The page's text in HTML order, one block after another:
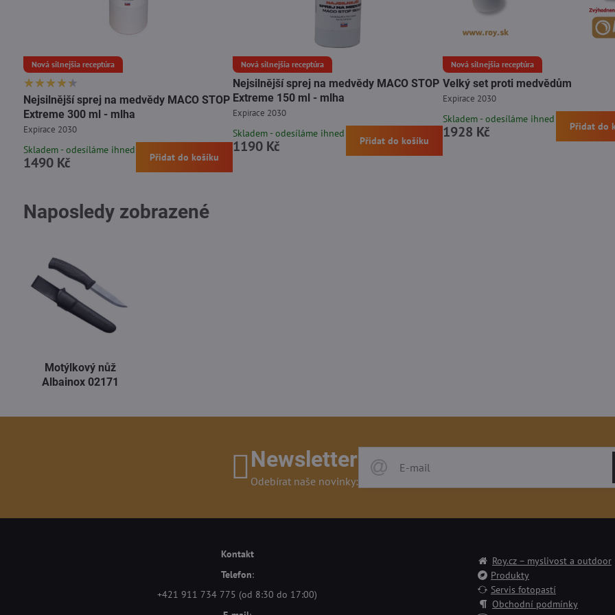
Nová silnejšia receptúra
Nejsilnější sprej na medvědy MACO STOP
Extreme 300 ml - mlha
Expirace 2030
Skladem - odesíláme ihned
1490 Kč Přidat do košíku
Nová silnejšia receptúra
Nejsilnější sprej na medvědy MACO STOP
Extreme 150 ml - mlha
Expirace 2030
Skladem - odesíláme ihned
1190 Kč Přidat do košíku
Nová silnejšia receptúra
Velký set proti medvědům
Expirace 2030
Skladem - odesíláme ihned
1928 Kč Přidat do
Naposledy zobrazené
Motýlkový nůž
Albainox 02171
Newsletter
Odebírat naše novinky:
Kontakt
Telefon:
+421 911 734 775 (od 8:30 do 17:00)
Roy.cz – myslivost a outdoor
Produkty
Servis fotopastí
Obchodní podmínky